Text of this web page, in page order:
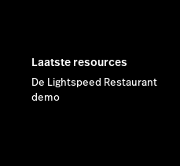
Laatste resources
De Lightspeed Restaurant
demo